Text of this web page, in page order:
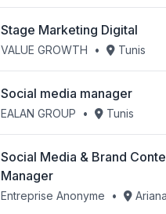
Stage Marketing Digital
VALUE GROWTH • Tunis
Social media manager
EALAN GROUP • Tunis
Social Media & Brand
Manager
Entreprise Anonyme • Ariana